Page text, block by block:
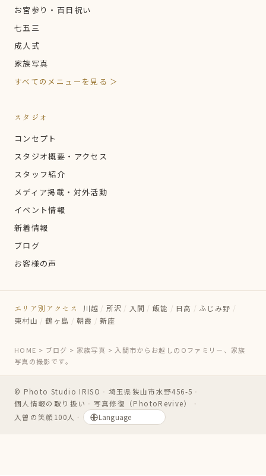
お宮参り・百日祝い
七五三
成人式
家族写真
すべてのメニューを見る ＞
スタジオ
コンセプト
スタジオ概要・アクセス
スタッフ紹介
メディア掲載・対外活動
イベント情報
新着情報
ブログ
お客様の声
エリア別アクセス 川越 / 所沢 / 入間 / 飯能 / 日高 / ふじみ野 /
東村山 / 鶴ヶ島 / 朝霞 / 新座
HOME > ブログ > 家族写真 > 入間市からお越しのOファミリー、家族
写真の撮影です。
© Photo Studio IRISO ・ 埼玉県狭山市水野456-5 ・
個人情報の取り扱い ・ 写真修復（PhotoRevive）
・
入曽の笑顔100人 ・